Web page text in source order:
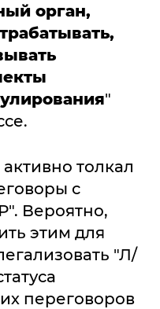
орган,
"
толкал
с
Вероятно,
этим для
"Л/
переговоров